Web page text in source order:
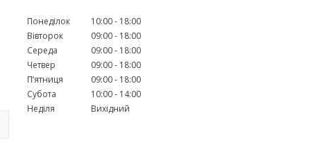
Понеділок 10:00
18:00
Вівторок
09:00
18:00
Середа
09:00
18:00
Четвер
09:00
18:00
Пʼятниця
09:00
18:00
Субота
10:00
14:00
Неділя
Вихідний